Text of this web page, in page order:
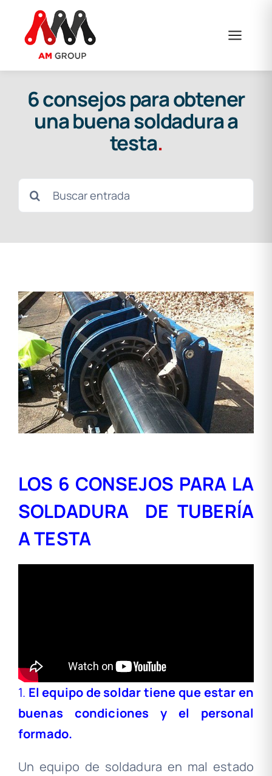
contenido
6 consejos para obtener
una buena soldadura a
testa.
Buscar:
LOS 6 CONSEJOS PARA LA
SOLDADURA DE TUBERÍA
A TESTA
1. El equipo de soldar tiene que estar en
buenas condiciones y el personal
formado.
Un equipo de soldadura en mal estado